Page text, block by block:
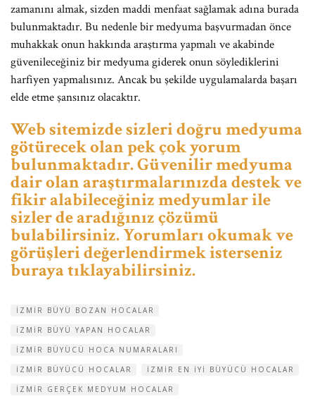
zamanını almak, sizden maddi menfaat sağlamak adına burada
bulunmaktadır. Bu nedenle bir medyuma başvurmadan önce
muhakkak onun hakkında araştırma yapmalı ve akabinde
güvenileceğiniz bir medyuma giderek onun söylediklerini
harfiyen yapmalısınız. Ancak bu şekilde uygulamalarda başarı
elde etme şansınız olacaktır.
Web sitemizde sizleri doğru medyuma
götürecek olan pek çok yorum
bulunmaktadır. Güvenilir medyuma
dair olan araştırmalarınızda destek ve
fikir alabileceğiniz medyumlar ile
sizler de aradığınız çözümü
bulabilirsiniz. Yorumları okumak ve
görüşleri değerlendirmek isterseniz
buraya tıklayabilirsiniz.
IZMIR BÜYÜ BOZAN HOCALAR
IZMIR BÜYÜ YAPAN HOCALAR
IZMIR BÜYÜCÜ HOCA NUMARALARI
IZMIR BÜYÜCÜ HOCALAR
IZMIR EN IYI BÜYÜCÜ HOCALAR
IZMIR GERÇEK MEDYUM HOCALAR